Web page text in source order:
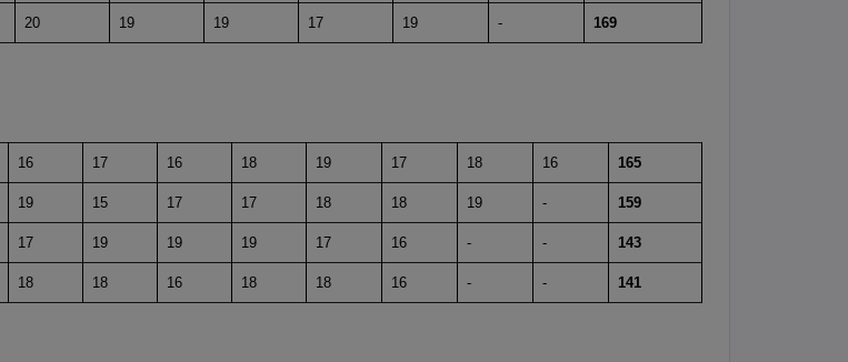
20 19 19 17 19 - 169
16 17 16 18 19 17 18 16 165
19 15 17 17 18 18 19 - 159
17 19 19 19 17 16 - - 143
18 18 16 18 18 16 - - 141